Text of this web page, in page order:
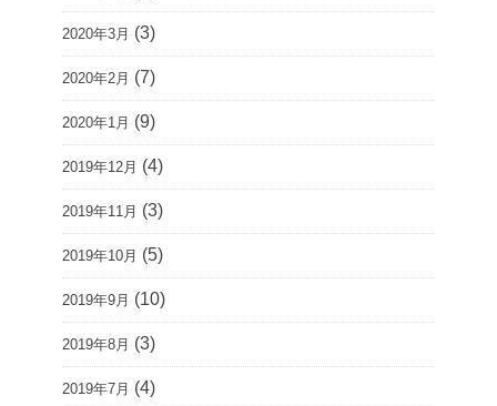
2020年3月 (3)
2020年2月 (7)
2020年1月 (9)
2019年12月 (4)
2019年11月 (3)
2019年10月 (5)
2019年9月 (10)
2019年8月 (3)
2019年7月 (4)